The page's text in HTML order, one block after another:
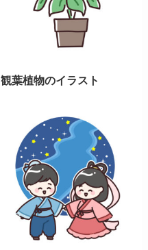
観葉植物のイラスト